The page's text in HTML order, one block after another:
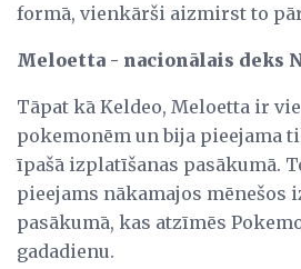
formā, vienkārši aizmirst to
Meloetta - nacionālais deks
Tāpat kā Keldeo, Meloetta ir
pokemonēm un bija pieejama
īpašā izplatīšanas pasākumā.
pieejams nākamajos mēnešos
pasākumā, kas atzīmēs
gadadienu.